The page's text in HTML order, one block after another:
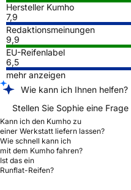
Hersteller Kumho
7,9
Redaktionsmeinungen
9,9
EU-Reifenlabel
6,5
mehr anzeigen
Wie kann ich Ihnen helfen?
Stellen Sie Sophie eine Frage
Kann ich den Kumho zu
einer Werkstatt liefern lassen?
Wie schnell kann ich
mit dem Kumho fahren?
Ist das ein
Runflat-Reifen?